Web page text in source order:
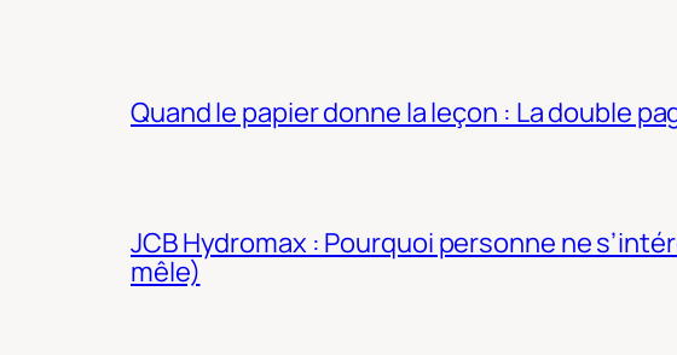
Quand le papier donne la leçon : La double
JCB Hydromax : Pourquoi personne ne
mêle)